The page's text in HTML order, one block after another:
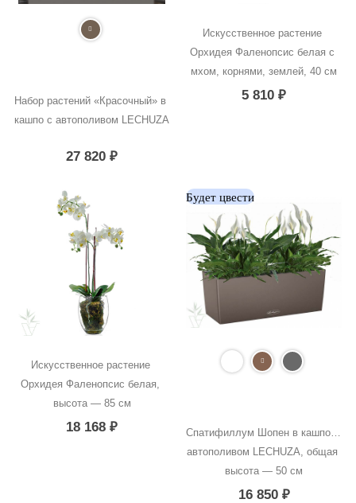
Набор растений «Красочный» в
кашпо с автополивом LECHUZA
27 820₽
Искусственное растение
Орхидея Фаленопсис белая с
мхом, корнями, землей, 40 см
5 810₽
Искусственное растение
Орхидея Фаленопсис белая,
высота — 85 см
18 168₽
Будет цвести
Спатифиллум Шопен в кашпо с
автополивом LECHUZA, общая
высота — 50 см
16 850 ₽